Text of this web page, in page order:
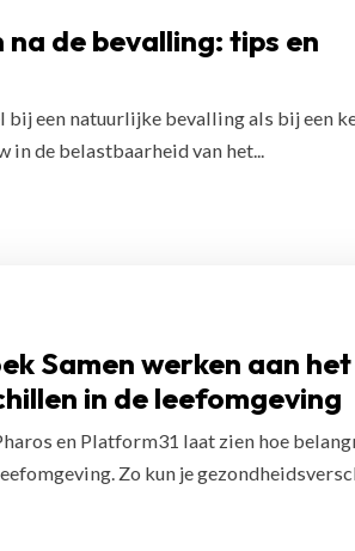
de bevalling: tips en
een natuurlijke bevalling als bij een
in de belastbaarheid van het...
Samen werken aan het
in de leefomgeving
en Platform31 laat zien hoe
Zo kun je